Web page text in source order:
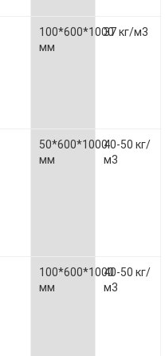
100*600*1000
мм
37 кг/м3
50*600*1000
мм
40-50 кг/
м3
100*600*1000
мм
40-50 кг/
м3